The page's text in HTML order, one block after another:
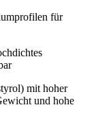
für
mit hoher
und hohe